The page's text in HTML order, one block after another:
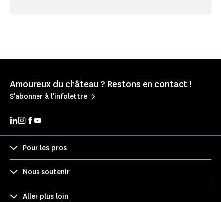
Amoureux du château ? Restons en contact !
S'abonner à l'infolettre
Pour les pros
Nous soutenir
Aller plus loin